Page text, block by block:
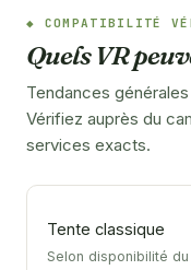
COMPATIBILITÉ
Quels VR
Tendances
Vérifiez auprès du
services exacts.
Tente classique
Selon disponibilité